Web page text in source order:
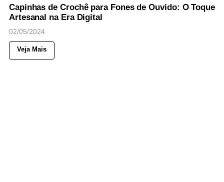
Capinhas de Crochê para Fones de Ouvido: O Toque
Artesanal na Era Digital
02/05/2024
Veja Mais